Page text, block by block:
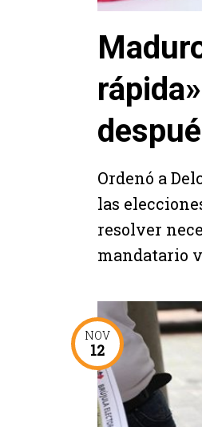
Ordenó a
las
resolver
mandatario
NOV
12